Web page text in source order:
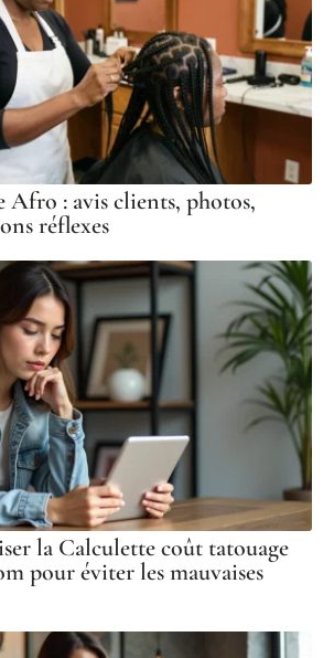
Afro : avis clients, photos,
réflexes
la Calculette coût tatouage
pour éviter les mauvaises